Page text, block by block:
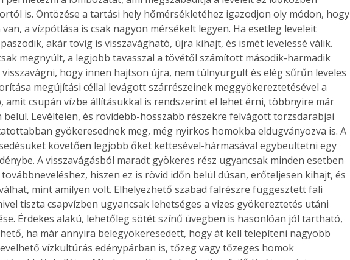
egyedi
vagy
is
Bárhol,
élve
az
A
is. Öntözése a tartási hely hőmérsékletéhez igazodjon oly módon, hogy
a vízpótlása is csak nagyon mérsékelt legyen. Ha esetleg leveleit
akár tövig is visszavágható, újra kihajt, és ismét levelessé válik.
megnyúlt, a legjobb tavasszal a tövétől számított második-harmadik
hogy innen hajtson újra, nem túlnyurgult és elég sűrűn leveles
megújítási céllal levágott szárrészeinek meggyökereztetésével a
amit csupán vízbe állításukkal is rendszerint el lehet érni, többnyire már
belül. Levéltelen, és rövidebb-hosszabb részekre felvágott törzsdarabjai
gyökeresednek meg, még nyirkos homokba eldugványozva is. A
követően legjobb őket kettesével-hármasával egybeültetni egy
A visszavágásból maradt gyökeres rész ugyancsak minden esetben
hiszen ez is rövid időn belül dúsan, erőteljesen kihajt, és
mint amilyen volt. Elhelyezhető szabad falrészre függesztett fali
tiszta csapvízben ugyancsak lehetséges a vizes gyökereztetés utáni
Érdekes alakú, lehetőleg sötét színű üvegben is hasonlóan jól tartható,
ha már annyira belegyökeresedett, hogy át kell telepíteni nagyobb
vízkultúrás edénypárban is, tőzeg vagy tőzeges homok